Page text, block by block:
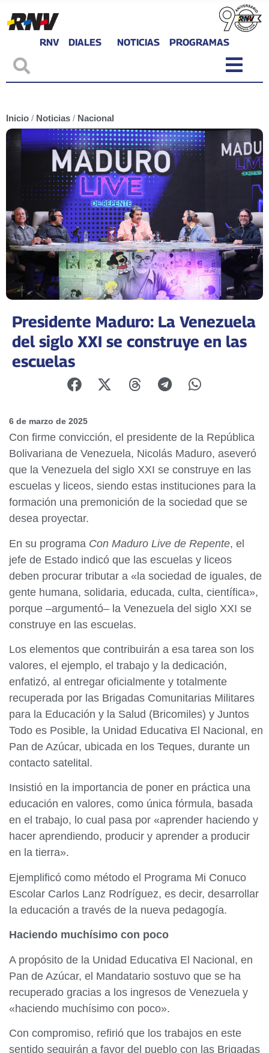
RNV DIALES NOTICIAS PROGRAMAS
Inicio / Noticias / Nacional
Presidente Maduro: La Venezuela
del siglo XXI se construye en las
escuelas
6 de marzo de 2025
Con firme convicción, el presidente de la República
Bolivariana de Venezuela, Nicolás Maduro, aseveró
que la Venezuela del siglo XXI se construye en las
escuelas y liceos, siendo estas instituciones para la
formación una premonición de la sociedad que se
desea proyectar.
En su programa Con Maduro Live de Repente, el
jefe de Estado indicó que las escuelas y liceos
deben procurar tributar a «la sociedad de iguales, de
gente humana, solidaria, educada, culta, científica»,
porque –argumentó– la Venezuela del siglo XXI se
construye en las escuelas.
Los elementos que contribuirán a esa tarea son los
valores, el ejemplo, el trabajo y la dedicación,
enfatizó, al entregar oficialmente y totalmente
recuperada por las Brigadas Comunitarias Militares
para la Educación y la Salud (Bricomiles) y Juntos
Todo es Posible, la Unidad Educativa El Nacional, en
Pan de Azúcar, ubicada en los Teques, durante un
contacto satelital.
Insistió en la importancia de poner en práctica una
educación en valores, como única fórmula, basada
en el trabajo, lo cual pasa por «aprender haciendo y
hacer aprendiendo, producir y aprender a producir
en la tierra».
Ejemplificó como método el Programa Mi Conuco
Escolar Carlos Lanz Rodríguez, es decir, desarrollar
la educación a través de la nueva pedagogía.
Haciendo muchísimo con poco
A propósito de la Unidad Educativa El Nacional, en
Pan de Azúcar, el Mandatario sostuvo que se ha
recuperado gracias a los ingresos de Venezuela y
«haciendo muchísimo con poco».
Con compromiso, refirió que los trabajos en este
sentido seguirán a favor del pueblo con las Brigadas